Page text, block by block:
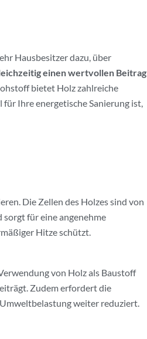
Hausbesitzer dazu, über
einen wertvollen Beitrag
bietet Holz zahlreiche
Ihre energetische Sanierung ist,
Die Zellen des Holzes sind von
für eine angenehme
Hitze schützt.
von Holz als Baustoff
Zudem erfordert die
weiter reduziert.